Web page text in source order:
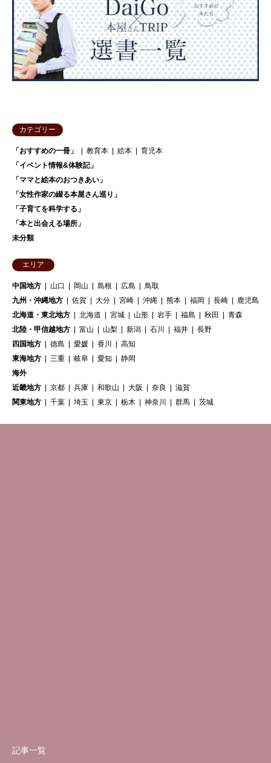
カテゴリー
「おすすめの一冊」 教育本 絵本
育児本
「イベント情報&体験記」
「ママと絵本のおつきあい」
「女性作家の綴る本屋さん巡り」
「子育てを科学する」
「本と出会える場所」
未分類
エリア
中国地方 山口 岡山 島根 広島
鳥取
九州・沖縄地方
佐賀 大分 宮崎 沖縄 熊本 福岡 長崎
鹿児島
北海道・東北地方
北海道 宮城 山形 岩手 福島 秋田
青森
北陸・甲信越地方
富山 山梨 新潟 石川 福井
長野
四国地方
徳島 愛媛 香川
高知
東海地方
三重 岐阜 愛知
静岡
海外
近畿地方
京都 兵庫 和歌山 大阪 奈良
滋賀
関東地方
千葉 埼玉 東京 栃木 神奈川 群馬 茨城
記事一覧